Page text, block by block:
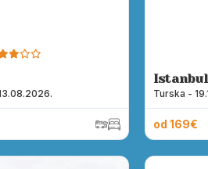
Istanbul
Turska -
od 169€